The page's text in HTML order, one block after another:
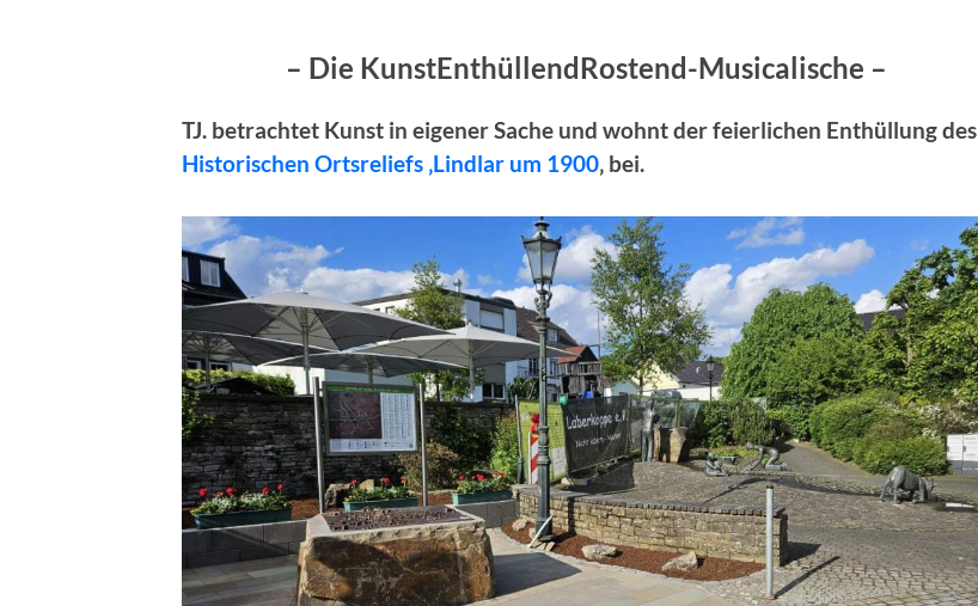
– Die KunstEnthüllendRostend-Musicalische –
TJ. betrachtet Kunst in eigener Sache und wohnt derfeierlichen Enthüllung des
Historischen Ortsreliefs ‚Lindlar um 1900‚ bei.